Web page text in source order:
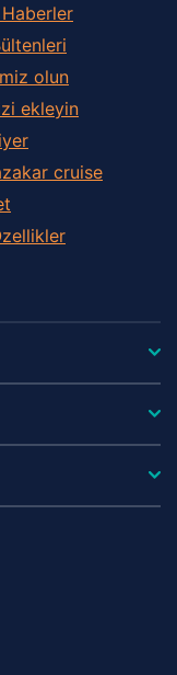
olun
ekleyin
сruise